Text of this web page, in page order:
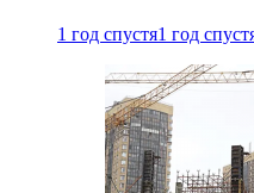
1 год спустя1 год